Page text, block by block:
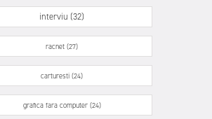
interviu (32)
racnet (27)
carturesti (24)
grafica fara computer (24)